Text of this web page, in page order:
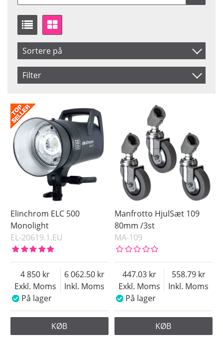
Sortere på
Produkt Nr.
Inkl. Moms
Filter
Pris
På lager
Snart på lager
Elinchrom ELC 500
Monolight
EL-20619.1.EU
Exkl. Moms
4 850
Inkl. Moms
6 062.50
På lager
KØB
Manfrotto HjulSæt 109
80mm /3st
MA-109
Exkl. Moms
447.03
Inkl. Moms
558.79
På lager
KØB